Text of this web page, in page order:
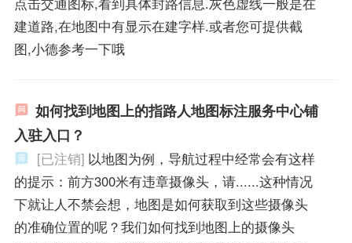
建道路,在地图中有显示在建字样.或者您可提供截
图,小德参考一下哦
如何找到地图上的指路人地图标注服务中心铺
入驻入口？
[已注销] 以地图为例，导航过程中经常会有这样
的提示：前方300米有违章摄像头，请......这种情况
下就让人不禁会想，地图是如何获取到这些摄像头
的准确位置的呢？我们如何找到地图上的摄像头